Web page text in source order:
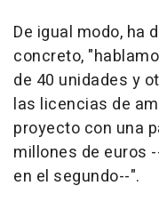
De igual modo, ha
concreto,
de 40 unidades y
las licencias de
proyecto con una
millones de euros
en el segundo--".